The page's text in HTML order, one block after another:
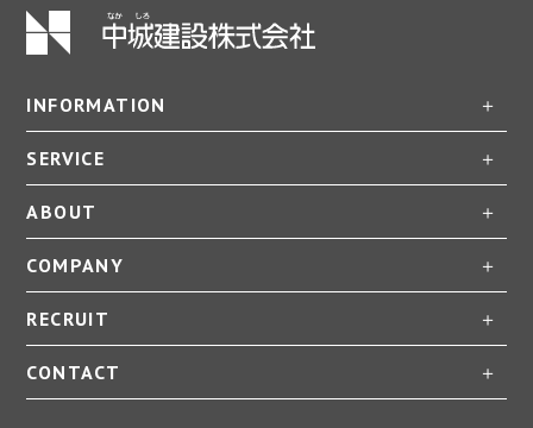
INFORMATION
SERVICE
ABOUT
COMPANY
RECRUIT
CONTACT